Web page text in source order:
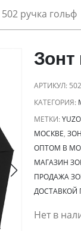
ручка гольф
Зонт
АРТИКУЛ:
КАТЕГОРИЯ:
МЕТКИ:
МОСКВЕ,
ОПТОМ В
МАГАЗИН
ПРОДАЖА
ДОСТАВКОЙ
Нет в